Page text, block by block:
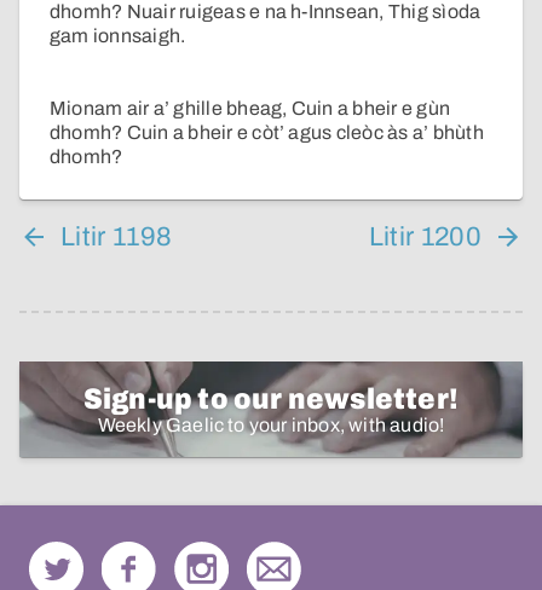
dhomh? Nuair ruigeas e na h-Innsean, Thig sìoda
gam ionnsaigh.
Mionam air a’ ghille bheag, Cuin a bheir e gùn
dhomh? Cuin a bheir e còt’ agus cleòc às a’ bhùth
dhomh?
Litir 1198 Litir 1200
Sign-up to our newsletter!
Weekly Gaelic to your inbox, with audio!